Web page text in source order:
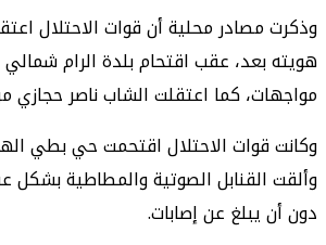
وذكرت مصادر محلية أن قوات الاحتلال
هويته بعد، عقب اقتحام بلدة الرام شمالي
مواجهات، كما اعتقلت الشاب ناصر حجازي
وكانت قوات الاحتلال اقتحمت حي بطي
وألقت القنابل الصوتية والمطاطية
دون أن يبلغ عن إصابات.